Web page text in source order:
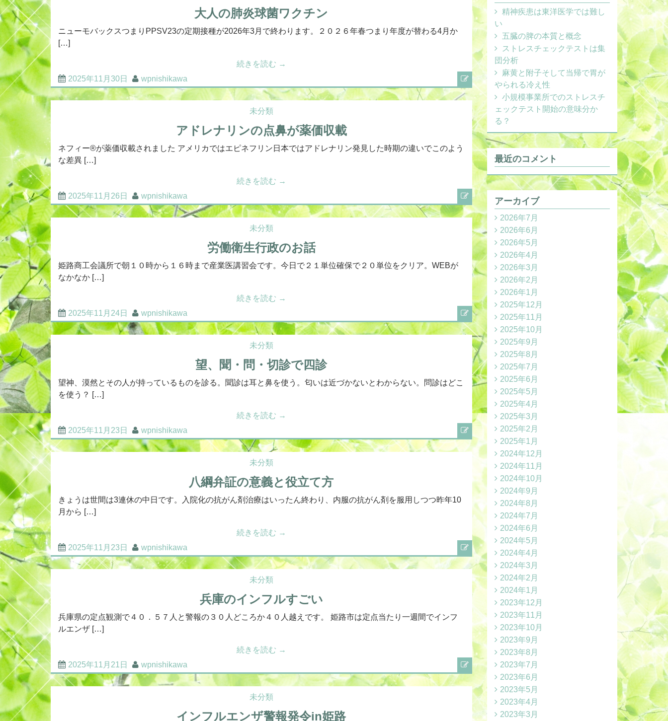
大人の肺炎球菌ワクチン
ニューモバックスつまりPPSV23の定期接種が2026年3月で終わります。２０２６年春つまり年度が替わる4月か
[…]
続きを読む →
2025年11月30日
wpnishikawa
未分類
アドレナリンの点鼻が薬価収載
ネフィー®が薬価収載されました アメリカではエピネフリン日本ではアドレナリン発見した時期の違いでこのよう
な差異 […]
続きを読む →
2025年11月26日
wpnishikawa
未分類
労働衛生行政のお話
姫路商工会議所で朝１０時から１６時まで産業医講習会です。今日で２１単位確保で２０単位をクリア。WEBが
なかなか […]
続きを読む →
2025年11月24日
wpnishikawa
未分類
望、聞・問・切診で四診
望神、漠然とその人が持っているものを診る。聞診は耳と鼻を使う。匂いは近づかないとわからない。問診はどこ
を使う？ […]
続きを読む →
2025年11月23日
wpnishikawa
未分類
八綱弁証の意義と役立て方
きょうは世間は3連休の中日です。入院化の抗がん剤治療はいったん終わり、内服の抗がん剤を服用しつつ昨年10
月から […]
続きを読む →
2025年11月23日
wpnishikawa
未分類
兵庫のインフルすごい
兵庫県の定点観測で４０．５７人と警報の３０人どころか４０人越えです。 姫路市は定点当たり一週間でインフ
ルエンザ […]
続きを読む →
2025年11月21日
wpnishikawa
未分類
インフルエンザ警報発令in姫路
精神疾患は東洋医学では難し
い
五臓の脾の本質と概念
ストレスチェックテストは集
団分析
麻黄と附子そして当帰で胃が
やられる冷え性
小規模事業所でのストレスチ
ェックテスト開始の意味分か
る？
最近のコメント
アーカイブ
2026年7月
2026年6月
2026年5月
2026年4月
2026年3月
2026年2月
2026年1月
2025年12月
2025年11月
2025年10月
2025年9月
2025年8月
2025年7月
2025年6月
2025年5月
2025年4月
2025年3月
2025年2月
2025年1月
2024年12月
2024年11月
2024年10月
2024年9月
2024年8月
2024年7月
2024年6月
2024年5月
2024年4月
2024年3月
2024年2月
2024年1月
2023年12月
2023年11月
2023年10月
2023年9月
2023年8月
2023年7月
2023年6月
2023年5月
2023年4月
2023年3月